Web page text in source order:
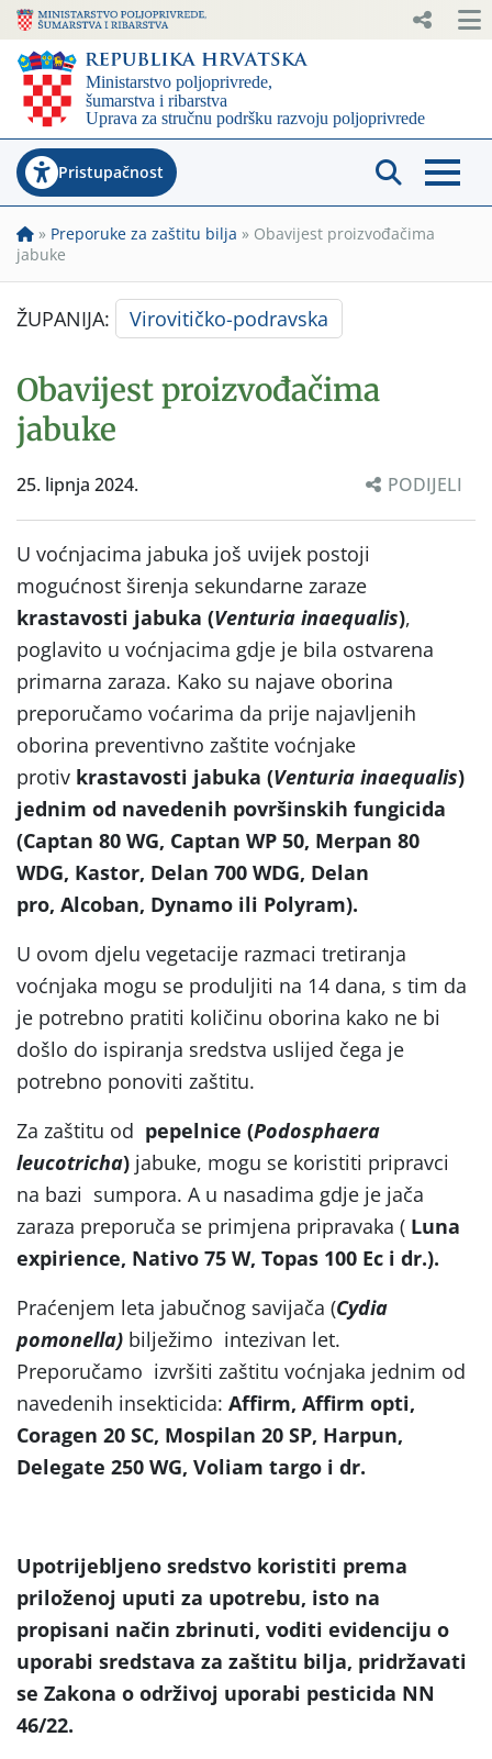
Pristupačnost
» Preporuke za zaštitu bilja » Obavijest proizvođačima
jabuke
ŽUPANIJA: Virovitičko-podravska
Obavijest proizvođačima
jabuke
25. lipnja 2024. PODIJELI
U voćnjacima jabuka još uvijek postoji
mogućnost širenja sekundarne zaraze
krastavosti jabuka (Venturia inaequalis),
poglavito u voćnjacima gdje je bila ostvarena
primarna zaraza. Kako su najave oborina
preporučamo voćarima da prije najavljenih
oborina preventivno zaštite voćnjake
protiv krastavosti jabuka (Venturia inaequalis)
jednim od navedenih površinskih fungicida
(Captan 80 WG, Captan WP 50, Merpan 80
WDG, Kastor, Delan 700 WDG, Delan
pro, Alcoban, Dynamo ili Polyram).
U ovom djelu vegetacije razmaci tretiranja
voćnjaka mogu se produljiti na 14 dana, s tim da
je potrebno pratiti količinu oborina kako ne bi
došlo do ispiranja sredstva uslijed čega je
potrebno ponoviti zaštitu.
Za zaštitu od pepelnice (Podosphaera
leucotricha) jabuke, mogu se koristiti pripravci
na bazi sumpora. A u nasadima gdje je jača
zaraza preporuča se primjena pripravaka ( Luna
expirience, Nativo 75 W, Topas 100 Ec i dr.).
Praćenjem leta jabučnog savijača (Cydia
pomonella) bilježimo intezivan let.
Preporučamo izvršiti zaštitu voćnjaka jednim od
navedenih insekticida: Affirm, Affirm opti,
Coragen 20 SC, Mospilan 20 SP, Harpun,
Delegate 250 WG, Voliam targo i dr.
Upotrijebljeno sredstvo koristiti prema
priloženoj uputi za upotrebu, isto na
propisani način zbrinuti, voditi evidenciju o
uporabi sredstava za zaštitu bilja, pridržavati
se Zakona o održivoj uporabi pesticida NN
46/22.